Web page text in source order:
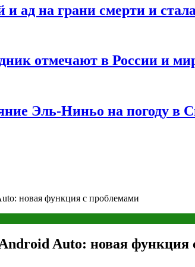
ад на грани смерти и
отмечают в России и
Эль-Ниньо на погоду в
новая функция с проблемами
Auto: новая функция